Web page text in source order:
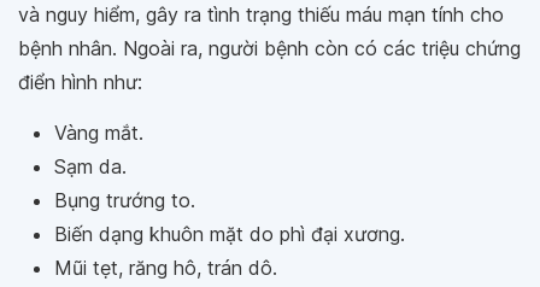
và nguy hiểm, gây ra tình trạng thiếu máu mạn tính cho
bệnh nhân. Ngoài ra, người bệnh còn có các triệu chứng
điển hình như:
Vàng mắt.
Sạm da.
Bụng trướng to.
Biến dạng khuôn mặt do phì đại xương.
Mũi tẹt, răng hô, trán dô.